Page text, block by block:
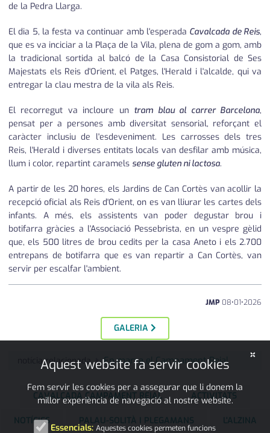
de la Pedra Llarga.
El dia 5, la festa va continuar amb l'esperada Cavalcada de Reis,
que es va inciciar a la Plaça de la Vila, plena de gom a gom, amb
la tradicional sortida al balcó de la Casa Consistorial de Ses
Majestats els Reis d'Orient, el Patges, l'Herald i l'alcalde, qui va
entregar la clau mestra de la vila als Reis.
El recorregut va incloure un tram blau al carrer Barcelona,
pensat per a persones amb diversitat sensorial, reforçant el
caràcter inclusiu de l'esdeveniment. Les carrosses dels tres
Reis, l'Herald i diverses entitats locals van desfilar amb música,
llum i color, repartint caramels sense gluten ni lactosa.
A partir de les 20 hores, els Jardins de Can Cortès van acollir la
recepció oficial als Reis d'Orient, on es van lliurar les cartes dels
infants. A més, els assistents van poder degustar brou i
botifarra gràcies a l'Associació Pessebrista, en un vespre gèlid
que, els 500 litres de brou cedits per la casa Aneto i els 2.700
entrepans de botifarra que es van repartir a Can Cortès, van
servir per escalfar l'ambient.
JMP 08•01•2026
GALERIA
notícia relacionada En marxa el Campament Reial
CAVALCADA CAMPAMENT REIAL ACTIVITATS
NOTÍCIES PALAU-SOLITÀ I PLEGAMANS L'ALZINA
×
Aquest website fa servir cookies
Fem servir les cookies per a assegurar que li donem la
millor experiència de navegació al nostre website.
Essencials: Aquestes cookies permeten funcions